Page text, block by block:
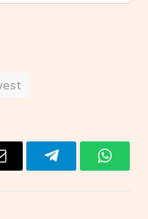
Telegram